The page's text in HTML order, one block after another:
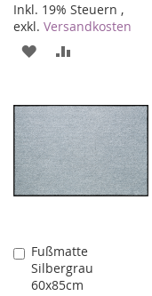
Inkl. 19% Steuern ,
exkl. Versandkosten
ZUR
HINZUFÜGEN
HINZUFÜGEN
Fußmatte
Silbergrau
60x85cm
In
den
Warenkorb